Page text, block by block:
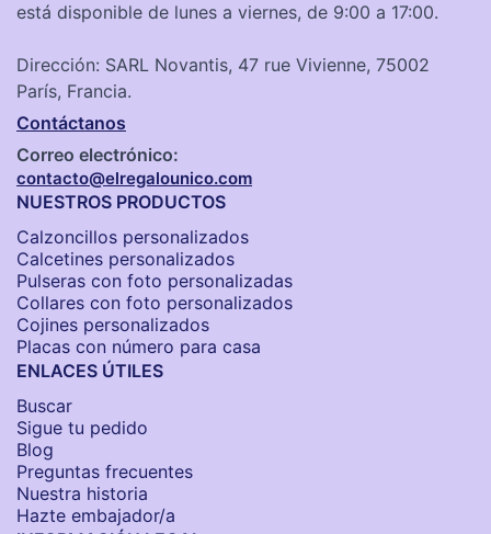
está disponible de lunes a viernes, de 9:00 a 17:00.
Dirección: SARL Novantis, 47 rue Vivienne, 75002
París, Francia.
Contáctanos
Correo electrónico:
contacto@elregalounico.com
NUESTROS PRODUCTOS
Calzoncillos personalizados​
Calcetines personalizados
Pulseras con foto personalizadas
Collares con foto personalizados
Cojines personalizados
Placas con número para casa
ENLACES ÚTILES
Buscar
Sigue tu pedido
Blog
Preguntas frecuentes
Nuestra historia
Hazte embajador/a